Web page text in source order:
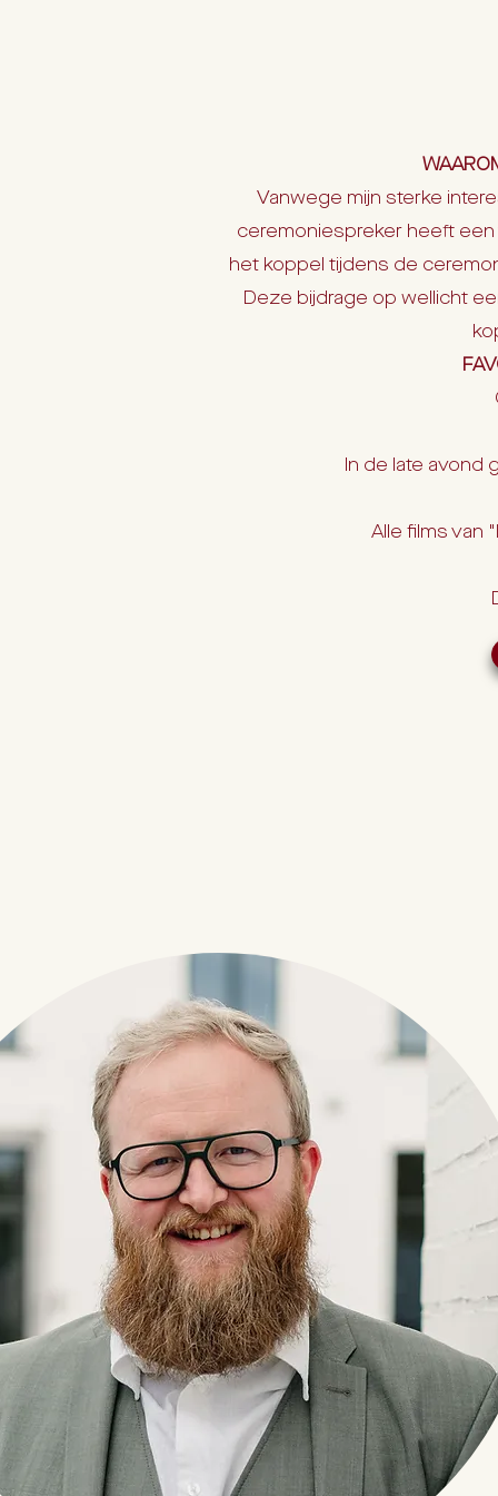
Vanwege mijn sterke
ceremoniespreker heeft een
het koppel tijdens de
Deze bijdrage op wellicht
In de late avond
Alle films van